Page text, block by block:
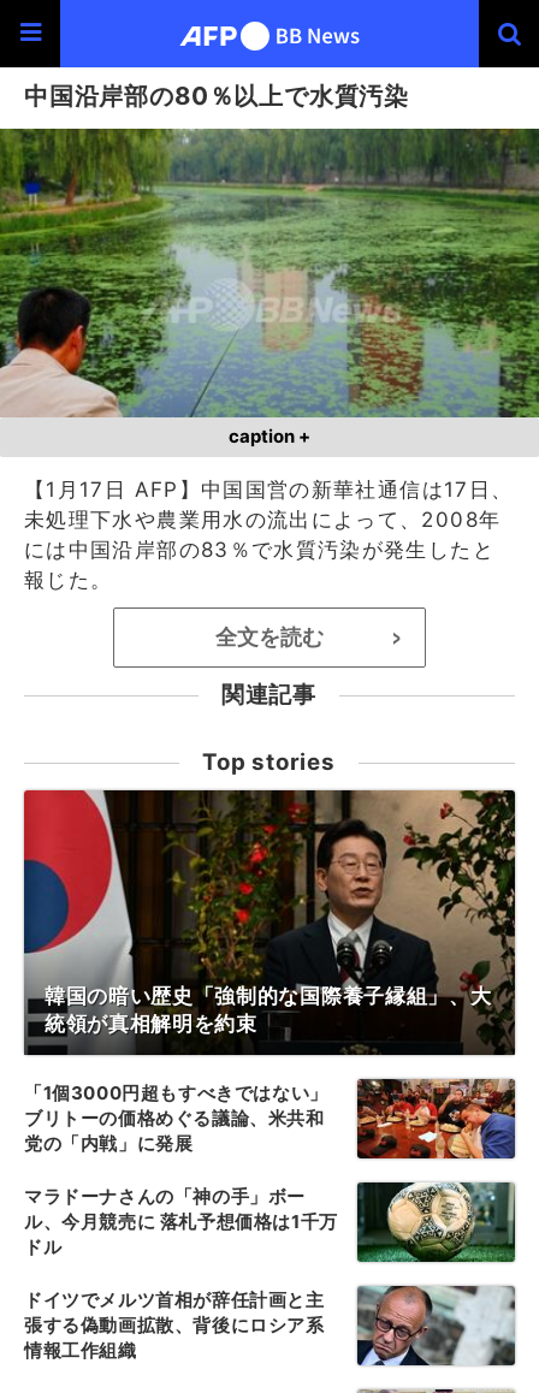
中国沿岸部の80％以上で水質汚染
caption +
【1月17日 AFP】中国国営の新華社通信は17日、
未処理下水や農業用水の流出によって、2008年
には中国沿岸部の83％で水質汚染が発生したと
報じた。
全文を読む >
関連記事
Top stories
韓国の暗い歴史「強制的な国際養子縁組」、大
統領が真相解明を約束
「1個3000円超もすべきではない」
ブリトーの価格めぐる議論、米共和
党の「内戦」に発展
マラドーナさんの「神の手」ボー
ル、今月競売に 落札予想価格は1千万
ドル
ドイツでメルツ首相が辞任計画と主
張する偽動画拡散、背後にロシア系
情報工作組織